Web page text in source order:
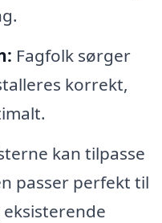
Fagfolk sørger
korrekt,
kan tilpasse
passer perfekt til